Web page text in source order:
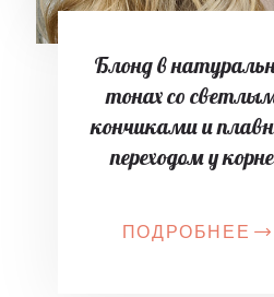
Блонд в
тонах со
кончиками и
переходом у
ПОДРОБНЕЕ